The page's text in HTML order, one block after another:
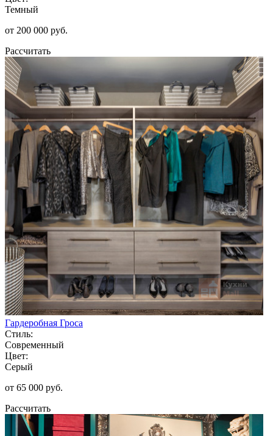
Темный
от 200 000 руб.
Рассчитать
Гардеробная Гроса
Стиль:
Современный
Цвет:
Серый
от 65 000 руб.
Рассчитать